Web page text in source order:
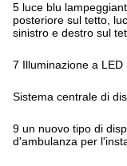
5 luce blu
posteriore sul tetto,
sinistro e destro sul
7 Illuminazione a
Sistema centrale di
9 un nuovo tipo di
d'ambulanza per